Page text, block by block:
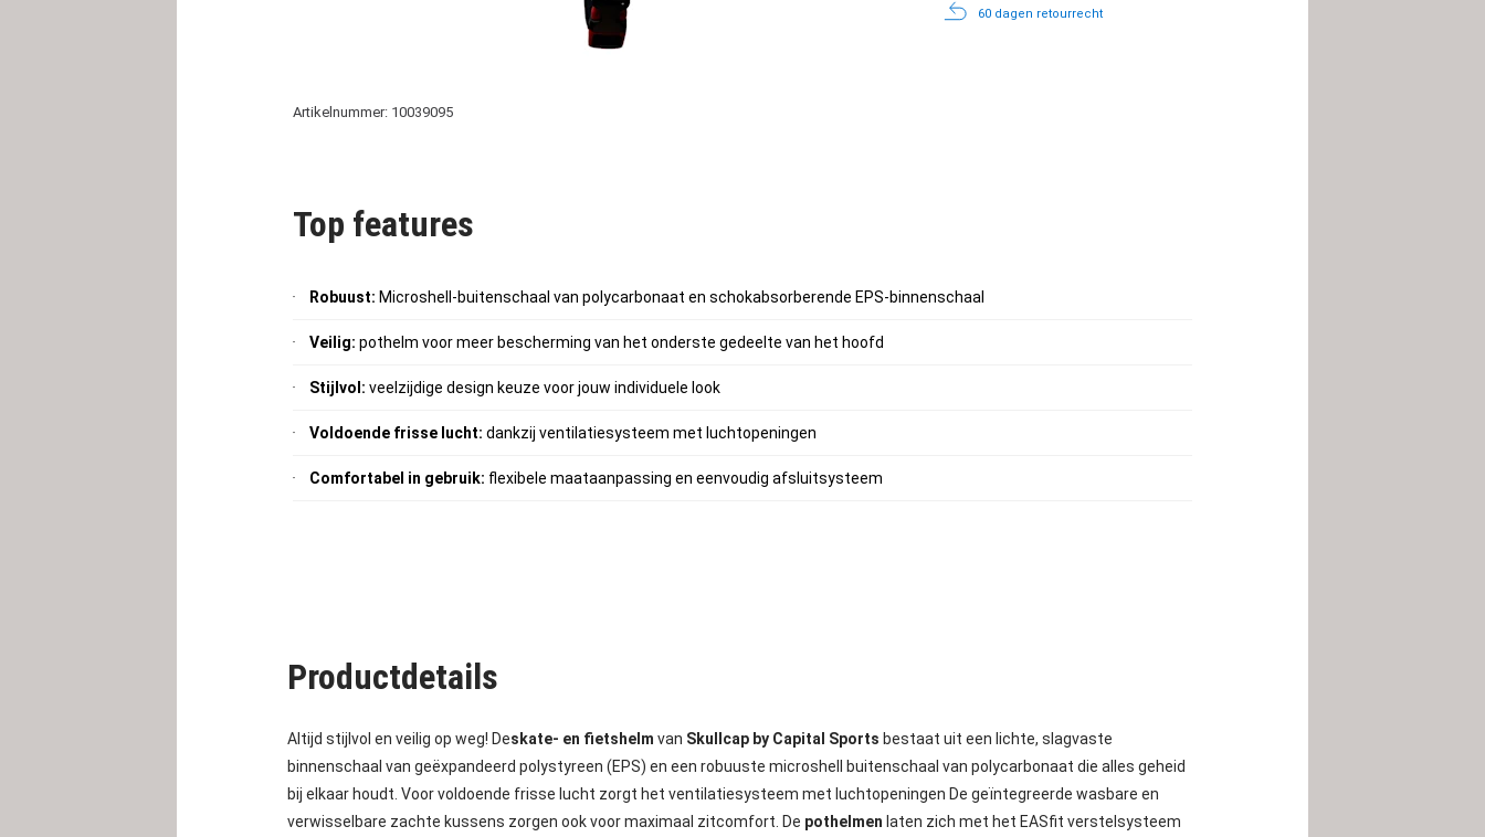
60 dagen retourrecht
Artikelnummer: 10039095
Top features
Robuust: Microshell-buitenschaal van polycarbonaat en schokabsorberende EPS-binnenschaal
Veilig: pothelm voor meer bescherming van het onderste gedeelte van het hoofd
Stijlvol: veelzijdige design keuze voor jouw individuele look
Voldoende frisse lucht: dankzij ventilatiesysteem met luchtopeningen
Comfortabel in gebruik: flexibele maataanpassing en eenvoudig afsluitsysteem
Productdetails
Altijd stijlvol en veilig op weg! Deskate- en fietshelm van Skullcap by Capital Sports bestaat uit een lichte, slagvaste
binnenschaal van geëxpandeerd polystyreen (EPS) en een robuuste microshell buitenschaal van polycarbonaat die alles geheid
bij elkaar houdt. Voor voldoende frisse lucht zorgt het ventilatiesysteem met luchtopeningen De geïntegreerde wasbare en
verwisselbare zachte kussens zorgen ook voor maximaal zitcomfort. De pothelmen laten zich met het EASfit verstelsysteem